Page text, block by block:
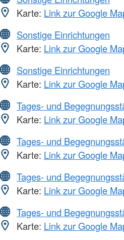
Karte: Link zur Google
Sonstige Einrichtungen
Karte: Link zur Google
Sonstige Einrichtungen
Karte: Link zur Google
Tages- und
Karte: Link zur Google
Tages- und
Karte: Link zur Google
Tages- und
Karte: Link zur Google
Tages- und
Karte: Link zur Google